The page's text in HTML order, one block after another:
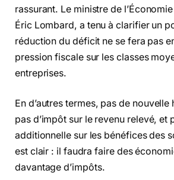
rassurant. Le ministre de
Éric Lombard, a tenu à clarifier un
réduction du déficit ne se fera pas
pression fiscale sur les classes
entreprises.
En d’autres termes, pas de nouvelle
pas d’impôt sur le revenu relevé, et
additionnelle sur les bénéfices des
est clair : il faudra faire des
davantage d’impôts.